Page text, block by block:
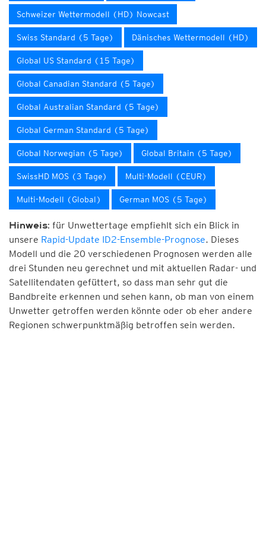
Schweizer Wettermodell (HD) Nowcast
Swiss Standard (5 Tage) Dänisches Wettermodell (HD)
Global US Standard (15 Tage)
Global Canadian Standard (5 Tage)
Global Australian Standard (5 Tage)
Global German Standard (5 Tage)
Global Norwegian (5 Tage) Global Britain (5 Tage)
SwissHD MOS (3 Tage) Multi-Modell (CEUR)
Multi-Modell (Global) German MOS (5 Tage)
Hinweis: für Unwettertage empfiehlt sich ein Blick in
unsere Rapid-Update ID2-Ensemble-Prognose. Dieses
Modell und die 20 verschiedenen Prognosen werden alle
drei Stunden neu gerechnet und mit aktuellen Radar- und
Satellitendaten gefüttert, so dass man sehr gut die
Bandbreite erkennen und sehen kann, ob man von einem
Unwetter getroffen werden könnte oder ob eher andere
Regionen schwerpunktmäßig betroffen sein werden.